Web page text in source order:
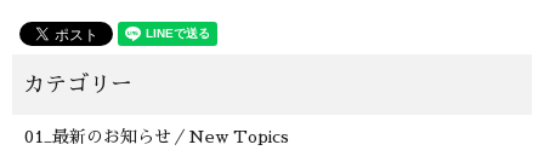
01_最新のお知らせ／New Topics